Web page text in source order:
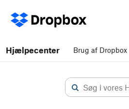
Hjælpecenter Brug af Dropbox